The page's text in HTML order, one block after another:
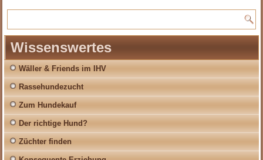
Wissenswertes
Wäller & Friends im IHV
Rassehundezucht
Zum Hundekauf
Der richtige Hund?
Züchter finden